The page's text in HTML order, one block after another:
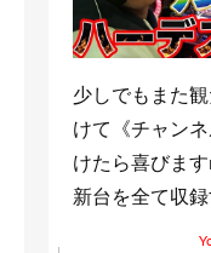
少しでもまた
けて《チャン
けたら喜びま
新台を全て収